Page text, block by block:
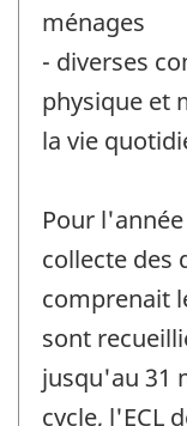
ménages
- diverses
physique et
la vie
Pour
collecte des
comprenait
sont
jusqu'au 31
cycle, l'ECL